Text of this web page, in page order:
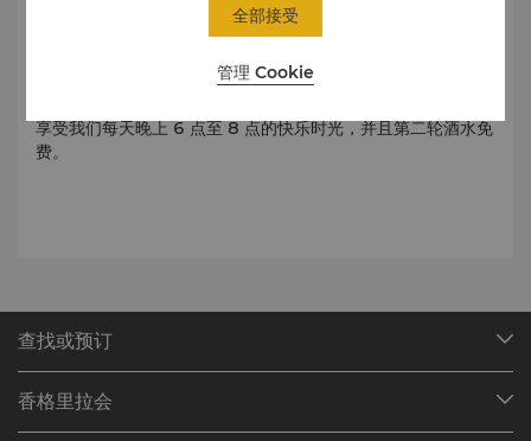
大堂酒廊是社交或商务聚会的理想之地，坐落在一个壮观的玻
享受我们每天晚上 6 点至 8 点的快乐时光，并且第二轮酒水免
费。
查找或预订
查找预订
香格里拉会
管理 Cookie
全部接受